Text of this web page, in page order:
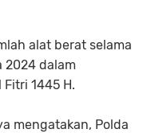
alat berat selama
2024 dalam
1445 H.
mengatakan, Polda